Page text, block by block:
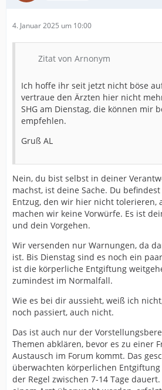
4. Januar 2025 um 10:00
Zitat von Arnonym
Ich hoffe ihr seit jetzt nicht böse
vertraue den Ärzten hier nicht
SHG am Dienstag, die können mir
empfehlen.
Gruß AL
Nein, du bist selbst in deiner
machst, ist deine Sache. Du
Entzug, den wir hier nicht tolerieren,
machen wir keine Vorwürfe. Es ist
und dein Vorgehen.
Wir versenden nur Warnungen, da
ist. Bis Dienstag sind es noch ein
ist die körperliche Entgiftung
zumindest im Normalfall.
Wie es bei dir aussieht, weiß ich
noch passiert, auch nicht.
Das ist auch nur der
Themen abklären, bevor es zu einer
Austausch im Forum kommt. Das
überwachten körperlichen
der Regel zwischen 7-14 Tage